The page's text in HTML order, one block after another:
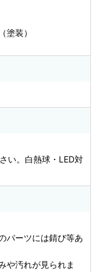
塗装）
い。白熱球・LED対
パーツには錆び等あ
や汚れが見られま